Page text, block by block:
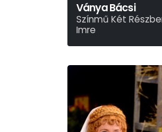
Ványa Bácsi
Színmű Két
Imre
Anton Pavlovics Csehov